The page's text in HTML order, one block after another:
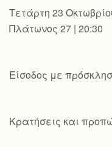
Τετάρτη 23
Πλάτωνος 27 | 20:30
Είσοδος με
Κρατήσεις και